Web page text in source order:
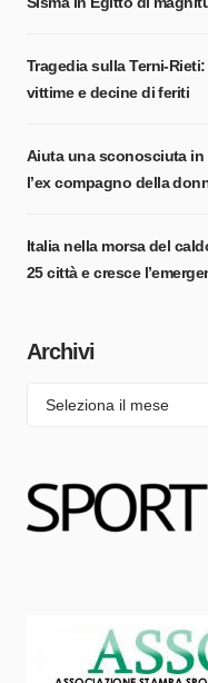
Tragedia sulla Terni-
vittime e decine di feriti
Aiuta una sconosciuta
l’ex compagno della
Italia nella morsa del
25 città e cresce
Archivi